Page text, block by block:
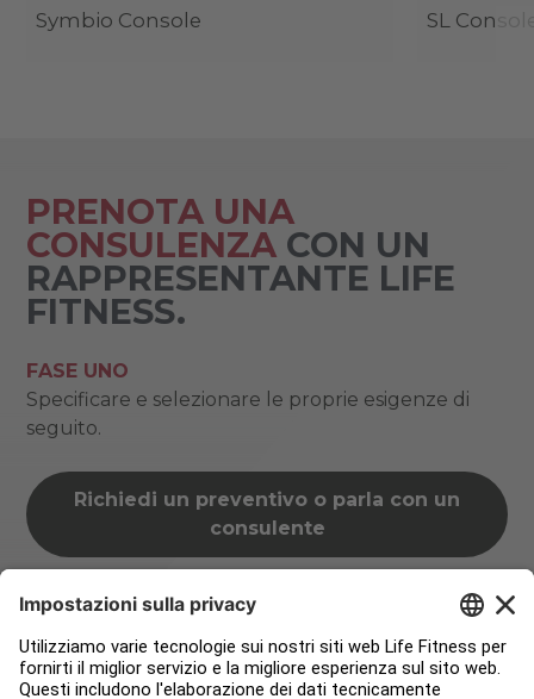
Symbio Console SL
PRENOTA UNA
CONSULENZACON UN
RAPPRESENTANTE LIFE
FITNESS.
FASE UNO
Specificare e selezionare le proprie esigenze di
seguito.
Richiedi un preventivo o parla con un
consulente
Supporto per i prodotti esistenti
Richiedi il layout di una struttura